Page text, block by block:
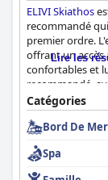
ELIVI Skiathos
recommandé
premier ordre.
offrant un accès
confortables et
recommandé,
excellentes. Les
entretenues,
individuelles
loué pour sa
l'hôtel aux
Skiathos
Lire les
Catégories
Bord De Mer
Spa